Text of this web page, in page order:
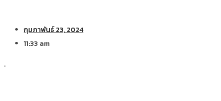
กุมภาพันธ์ 23, 2024
11:33 am
.